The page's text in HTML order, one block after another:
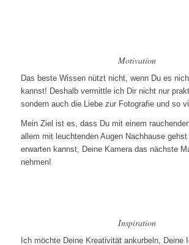
Motivation
Das beste Wissen nützt nicht, wenn Du es
kannst! Deshalb vermittle ich Dir nicht nur
sondern auch die Liebe zur Fotografie und so
Mein Ziel ist es, dass Du mit einem
allem mit leuchtenden Augen Nachhause
erwarten kannst, Deine Kamera das nächste
nehmen!
Inspiration
Ich möchte Deine Kreativität ankurbeln, Deine